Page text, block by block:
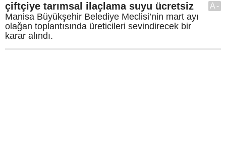
çiftçiye tarımsal ilaçlama suyu ücretsiz
Manisa Büyükşehir Belediye Meclisi’nin mart ayı
olağan toplantısında üreticileri sevindirecek bir
karar alındı.
A-